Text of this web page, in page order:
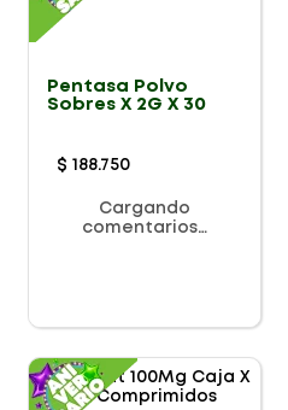
Pentasa Polvo
Sobres X 2G X 30
$ 188.750
Cargando
comentarios…